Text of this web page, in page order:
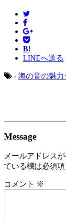
B!
LINEへ送る
- 海の音の魅
Message
メールアドレス
ている欄は必須
コメント ※